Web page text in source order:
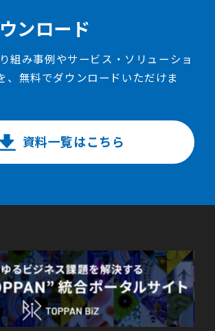
ンロード
組み事例やサービス・ソリューショ
、無料でダウンロードいただけま
資料一覧はこちら